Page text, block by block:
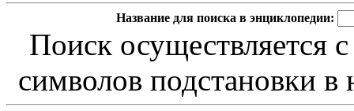
Название для поиска в энциклопедии:
Поиск осуществляется
символов подстановки в